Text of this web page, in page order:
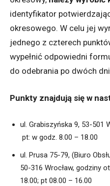
identyfikator
okresowego. W celu jej
jednego z czterech
wypełnić odpowiedni
do odebrania po dwóch
Punkty znajdują się w
ul. Grabiszyńska 9, 53-501
pt: w godz. 8.00 – 18.00
ul. Prusa 75-79, (Biuro
50-316 Wrocław, godziny
18.00; pt 08.00 – 16.00